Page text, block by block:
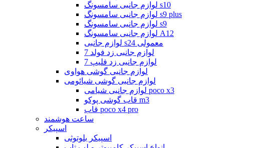
لوازم جانبی سامسونگ s10
لوازم جانبی سامسونگ s9 plus
لوازم جانبی سامسونگ s9
لوازم جانبی سامسونگ A12
لوازم جانبی s24 معمولی
لوازم جانبی زد فولد 7
لوازم جانبی زد فلیپ 7
لوازم جانبی گوشی هواوی
لوازم جانبی گوشی شیائومی
لوازم جانبی شیامی poco x3
قاب گوشی پوکو m3
قاب poco x4 pro
ساعت هوشمند
اسپیکر
اسپیکر بلوتوثی